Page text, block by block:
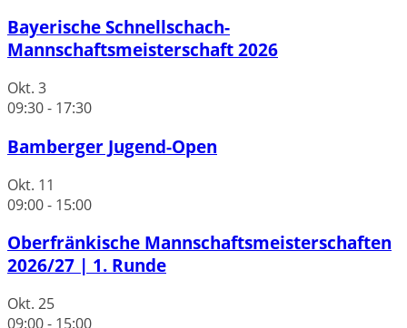
Bayerische Schnellschach-
Mannschaftsmeisterschaft 2026
Okt. 3
09:30- 17:30
Bamberger Jugend-Open
Okt. 11
09:00- 15:00
Oberfränkische Mannschaftsmeisterschaften
2026/27 | 1. Runde
Okt. 25
09:00- 15:00